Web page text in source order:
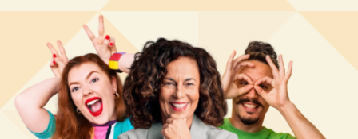
Projektbeispiel
Vorteile
Anspruch
Leistungen
FAQ